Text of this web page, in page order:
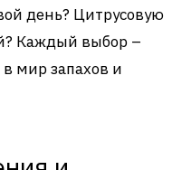
день? Цитрусовую
Каждый выбор –
мир запахов и